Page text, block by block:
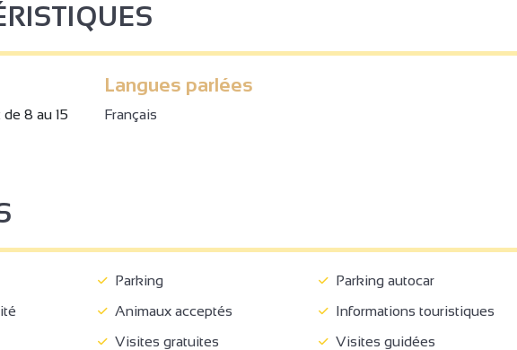
8 au 15
Langues parlées
Français
Parking
Parking autocar
Animaux acceptés
Informations touristiques
Visites gratuites Visites guidées